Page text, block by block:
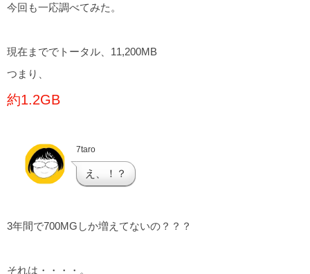
今回も一応調べてみた。
現在まででトータル、11,200MB
つまり、
約1.2GB
7taro
え、！？
3年間で700MGしか増えてないの？？？
それは・・・・。